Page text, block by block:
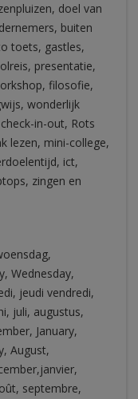
doel van
buiten
toets, gastles,
presentatie,
filosofie,
wonderlijk
in-out, Rots
lezen, mini-college,
ict,
zingen en
Wednesday,
jeudi vendredi,
juli, augustus,
January,
August,
septembre,